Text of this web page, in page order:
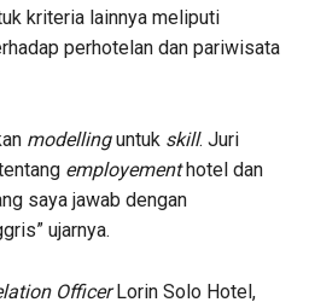
kriteria lainnya meliputi
perhotelan dan pariwisata
modellinguntuk skill. Juri
employementhotel dan
saya jawab dengan
ujarnya.
OfficerLorin Solo Hotel,